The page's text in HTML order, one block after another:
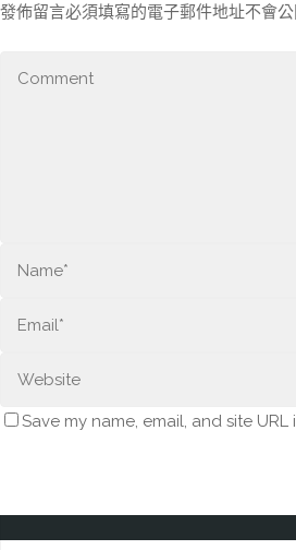
發佈留言必須填寫的電子郵件地址不會公
Save my name, email, and site